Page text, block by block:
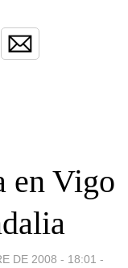
en Vigo
DE 2008 - 18:01 -